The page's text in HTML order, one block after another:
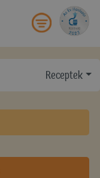
Receptek